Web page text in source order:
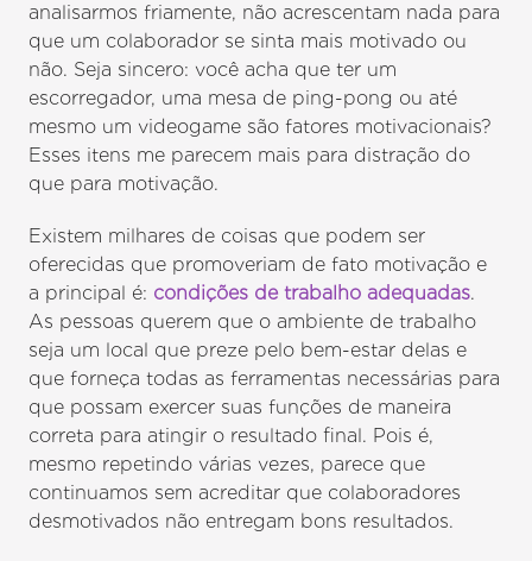
analisarmos friamente, não acrescentam nada para
que um colaborador se sinta mais motivado ou
não. Seja sincero: você acha que ter um
escorregador, uma mesa de ping-pong ou até
mesmo um videogame são fatores motivacionais?
Esses itens me parecem mais para distração do
que para motivação.
Existem milhares de coisas que podem ser
oferecidas que promoveriam de fato motivação e
a principal é: condições de trabalho adequadas.
As pessoas querem que o ambiente de trabalho
seja um local que preze pelo bem-estar delas e
que forneça todas as ferramentas necessárias para
que possam exercer suas funções de maneira
correta para atingir o resultado final. Pois é,
mesmo repetindo várias vezes, parece que
continuamos sem acreditar que colaboradores
desmotivados não entregam bons resultados.